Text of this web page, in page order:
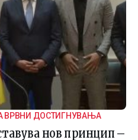
ВРВНИ ДОСТИГНУВАЊА
нов принцип –